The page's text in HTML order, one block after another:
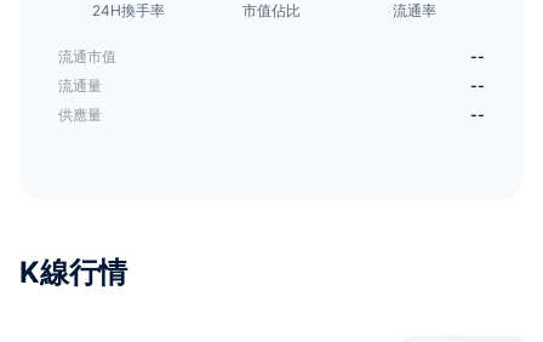
24H換手率 市值佔比 流通率
流通市值
--
流通量
--
供應量
--
K線行情